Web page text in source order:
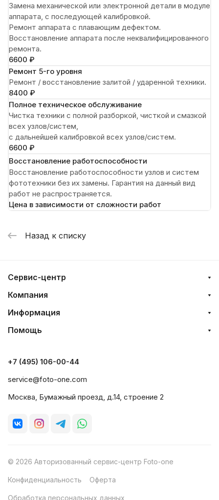
Замена механической или электронной детали в модуле
аппарата, с последующей калибровкой.
Ремонт аппарата с плавающим дефектом.
Восстановление аппарата после неквалифицированного
ремонта.
6600 ₽
Ремонт 5-го уровня
Ремонт / восстановление залитой / ударенной техники.
8400 ₽
Полное техническое обслуживание
Чистка техники с полной разборкой, чисткой и смазкой
всех узлов/систем,
с дальнейшей калибровкой всех узлов/систем.
6600 ₽
Восстановление работоспособности
Восстановление работоспособности узлов и систем
фототехники без их замены. Гарантия на данный вид
работ не распространяется.
Цена в зависимости от сложности работ
Назад к списку
Сервис-центр
Компания
Информация
Помощь
+7 (495) 106-00-44
service@foto-one.com
Москва, Бумажный проезд, д.14, строение 2
© 2026 Авторизованный сервис-центр Foto-one
Конфиденциальность Оферта
Обработка персональных данных